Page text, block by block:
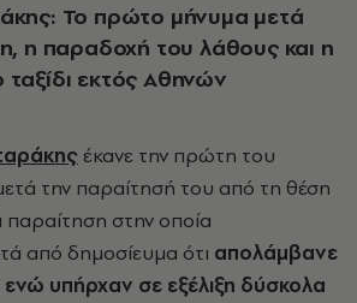
Το πρώτο μήνυμα μετά
η παραδοχή του λάθους και η
εκτός Αθηνών
έκανε την πρώτη του
την παραίτησή του από τη θέση
στην οποία
από δημοσίευμα ότι απολάμβανε
ενώ υπήρχαν σε εξέλιξη δύσκολα